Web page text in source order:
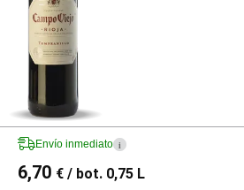
Envío inmediato i
6,70 € / bot. 0,75 L